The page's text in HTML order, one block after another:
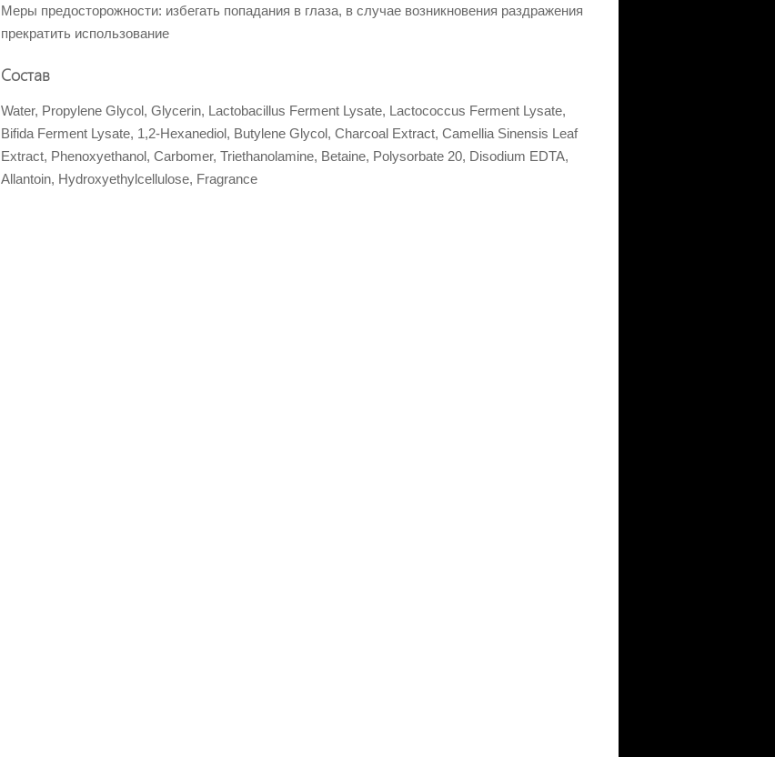
Меры предосторожности: избегать попадания в глаза, в случае возникновения раздражения
прекратить использование
Состав
Water, Propylene Glycol, Glycerin, Lactobacillus Ferment Lysate, Lactococcus Ferment Lysate,
Bifida Ferment Lysate, 1,2-Hexanediol, Butylene Glycol, Charcoal Extract, Camellia Sinensis Leaf
Extract, Phenoxyethanol, Carbomer, Triethanolamine, Betaine, Polysorbate 20, Disodium EDTA,
Allantoin, Hydroxyethylcellulose, Fragrance